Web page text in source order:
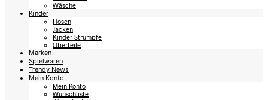
Wäsche
Kinder
Hosen
Jacken
Kinder Strümpfe
Oberteile
Marken
Spielwaren
Trendy News
Mein Konto
Mein Konto
Wunschliste